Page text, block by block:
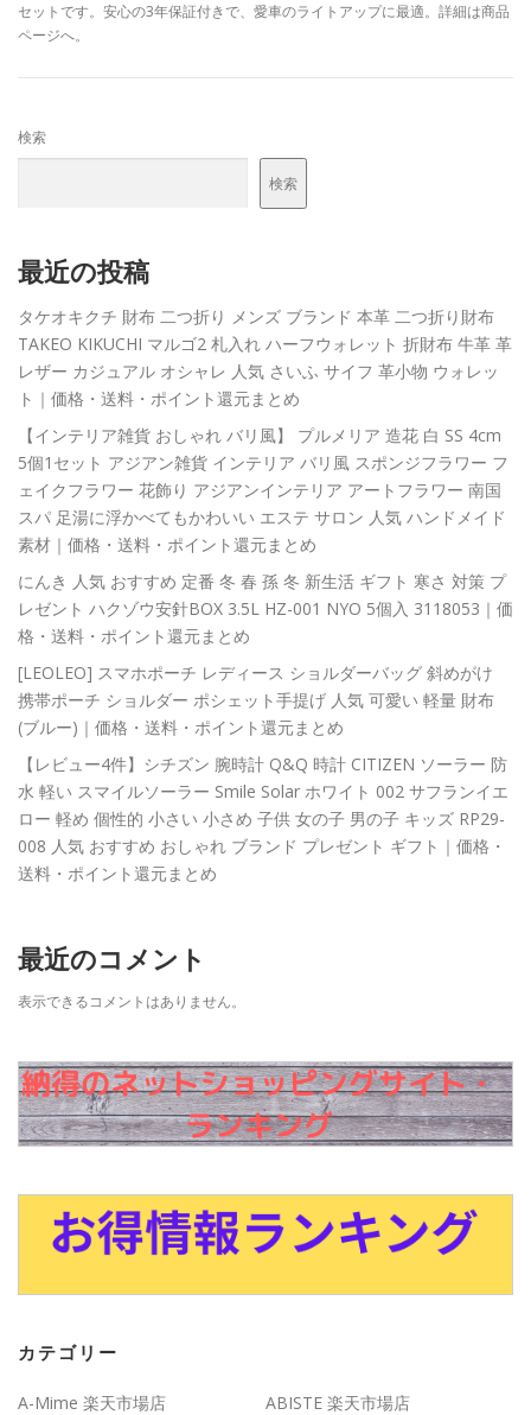
セットです。安心の3年保証付きで、愛車のライトアップに最適。詳細は商品
ページへ。
検索
検索
最近の投稿
タケオキクチ 財布 二つ折り メンズ ブランド 本革 二つ折り財布
TAKEO KIKUCHI マルゴ2 札入れ ハーフウォレット 折財布 牛革 革
レザー カジュアル オシャレ 人気 さいふ サイフ 革小物 ウォレッ
ト｜価格・送料・ポイント還元まとめ
【インテリア雑貨 おしゃれ バリ風】 プルメリア 造花 白 SS 4cm
5個1セット アジアン雑貨 インテリア バリ風 スポンジフラワー フ
ェイクフラワー 花飾り アジアンインテリア アートフラワー 南国
スパ 足湯に浮かべてもかわいい エステ サロン 人気 ハンドメイド
素材｜価格・送料・ポイント還元まとめ
にんき 人気 おすすめ 定番 冬 春 孫 冬 新生活 ギフト 寒さ 対策 プ
レゼント ハクゾウ安針BOX 3.5L HZ-001 NYO 5個入 3118053｜価
格・送料・ポイント還元まとめ
[LEOLEO] スマホポーチ レディース ショルダーバッグ 斜めがけ
携帯ポーチ ショルダー ポシェット手提げ 人気 可愛い 軽量 財布
(ブルー)｜価格・送料・ポイント還元まとめ
【レビュー4件】シチズン 腕時計 Q&Q 時計 CITIZEN ソーラー 防
水 軽い スマイルソーラー Smile Solar ホワイト 002 サフランイエ
ロー 軽め 個性的 小さい 小さめ 子供 女の子 男の子 キッズ RP29-
008 人気 おすすめ おしゃれ ブランド プレゼント ギフト｜価格・
送料・ポイント還元まとめ
最近のコメント
表示できるコメントはありません。
カテゴリー
A-Mime 楽天市場店
ABISTE 楽天市場店